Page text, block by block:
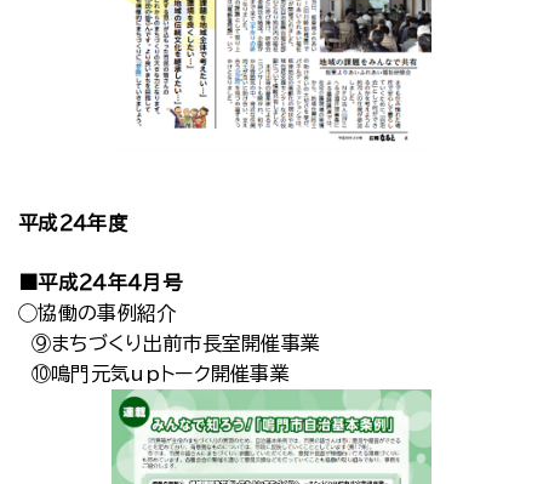
平成２４年度
■平成２４年４月号
◯協働の事例紹介
⑨まちづくり出前市長室開催事業
⑩鳴門元気upトーク開催事業